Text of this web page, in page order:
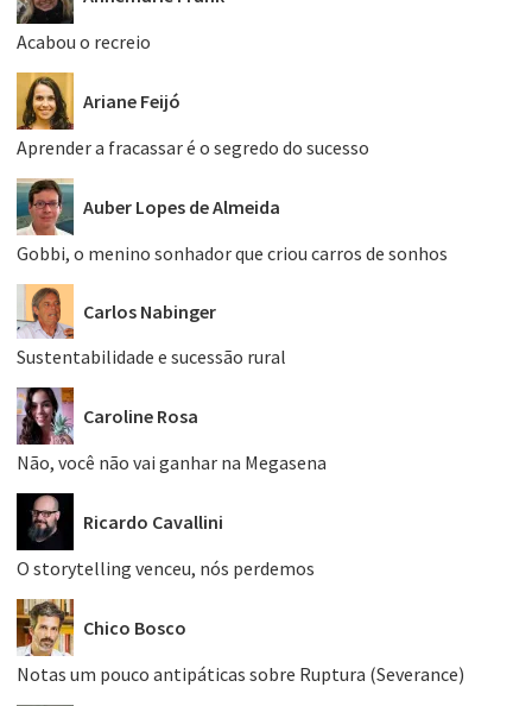
Acabou o recreio
Ariane Feijó
Aprender a fracassar é o segredo do sucesso
Auber Lopes de Almeida
Gobbi, o menino sonhador que criou carros de sonhos
Carlos Nabinger
Sustentabilidade e sucessão rural
Caroline Rosa
Não, você não vai ganhar na Megasena
Ricardo Cavallini
O storytelling venceu, nós perdemos
Chico Bosco
Notas um pouco antipáticas sobre Ruptura (Severance)